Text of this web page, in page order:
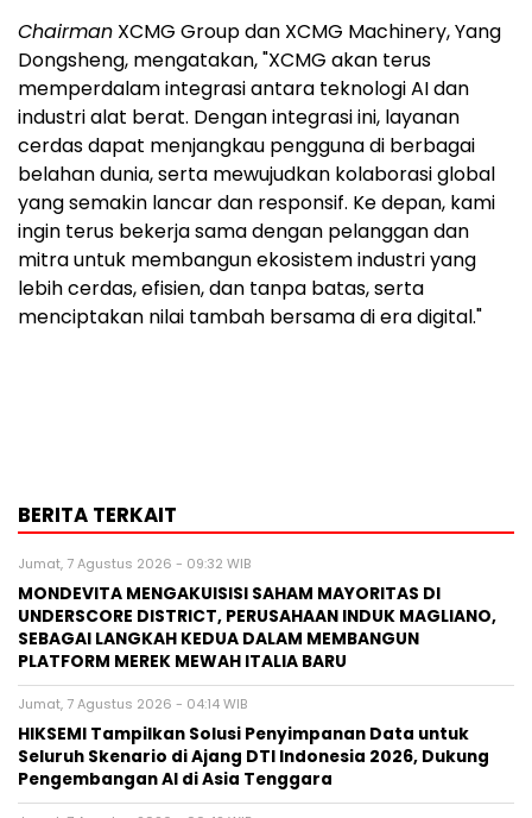
Chairman XCMG Group dan XCMG Machinery, Yang
Dongsheng, mengatakan, "XCMG akan terus
memperdalam integrasi antara teknologi AI dan
industri alat berat. Dengan integrasi ini, layanan
cerdas dapat menjangkau pengguna di berbagai
belahan dunia, serta mewujudkan kolaborasi global
yang semakin lancar dan responsif. Ke depan, kami
ingin terus bekerja sama dengan pelanggan dan
mitra untuk membangun ekosistem industri yang
lebih cerdas, efisien, dan tanpa batas, serta
menciptakan nilai tambah bersama di era digital."
BERITA TERKAIT
Jumat, 7 Agustus 2026 - 09:32 WIB
MONDEVITA MENGAKUISISI SAHAM MAYORITAS DI
UNDERSCORE DISTRICT, PERUSAHAAN INDUK MAGLIANO,
SEBAGAI LANGKAH KEDUA DALAM MEMBANGUN
PLATFORM MEREK MEWAH ITALIA BARU
Jumat, 7 Agustus 2026 - 04:14 WIB
HIKSEMI Tampilkan Solusi Penyimpanan Data untuk
Seluruh Skenario di Ajang DTI Indonesia 2026, Dukung
Pengembangan AI di Asia Tenggara